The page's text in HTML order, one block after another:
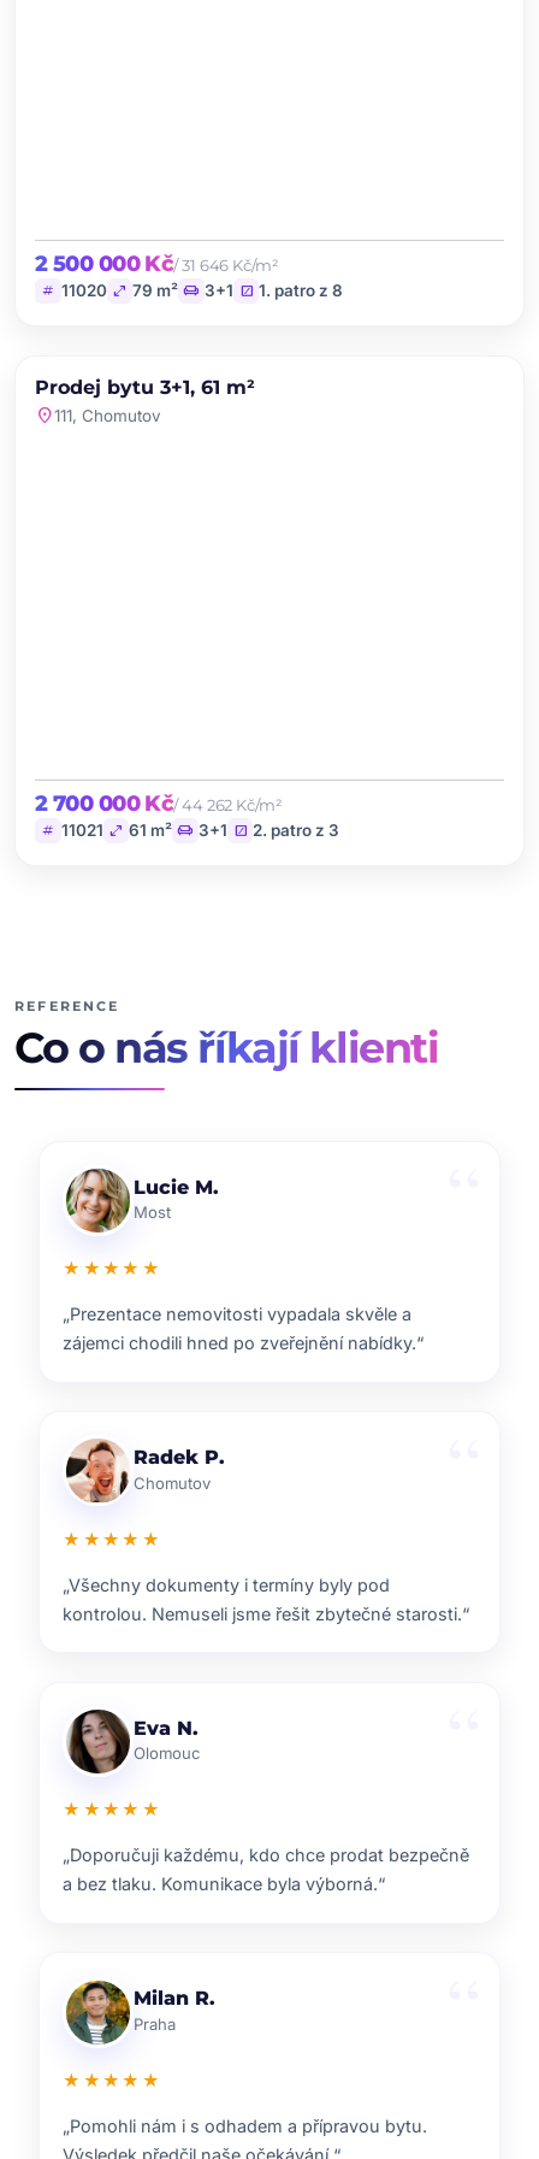
2 500 000 Kč/ 31 646 Kč/m²
tag 11020 open_in_full 79 m² chair 3+1 stairs 1. patro z 8
PRODEJ NOVINKA
Prodej bytu 3+1, 61 m²
location_on111, Chomutov
2 700 000 Kč/ 44 262 Kč/m²
tag 11021 open_in_full 61 m² chair 3+1 stairs 2. patro z 3
REFERENCE
Co o nás říkají klienti
Klára D.
Pardubice
★★★★★
„Rychlá reakce, dobrý marketing a férové jednání.
Přesně takhle si představuji realitní služby.“
Pavel B.
Brno
★★★★★
„Od prvního setkání bylo jasné, že ví, co dělají.
Prodej proběhl hladce a za dobrou cenu.“
Lenka T.
Plzeň
★★★★★
„Velmi příjemná spolupráce. Každý krok nám
vysvětlili a vždy jsme věděli, co nás čeká.“
Ondřej S.
Liberec
★★★★★
„ZOO reality nám pomohli s prodejem domu i s
navazujícím hledáním nového bydlení.“